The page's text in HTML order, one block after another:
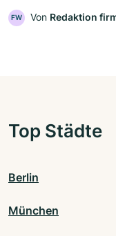
FW Von Redaktion
Top Städte
Berlin
München